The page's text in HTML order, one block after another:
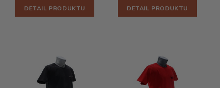
DETAIL PRODUKTU
DETAIL PRODUKTU